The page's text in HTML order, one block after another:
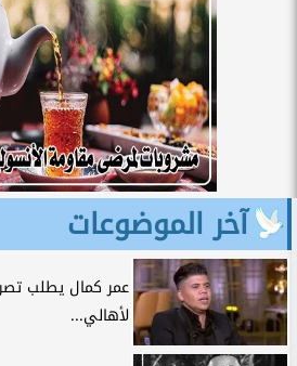
آخر الموضوعات
عمر كمال يطلب
لأهالي...